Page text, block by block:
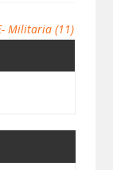
Militaria (11)